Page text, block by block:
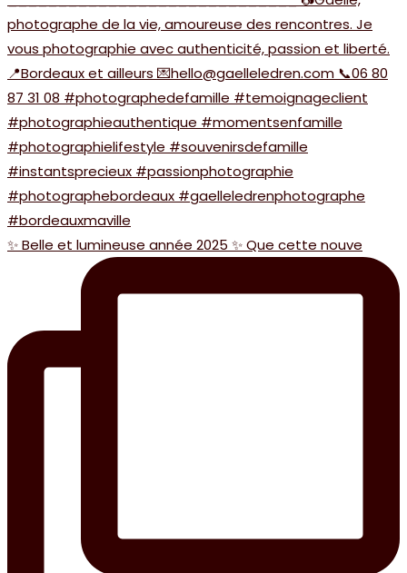
✨ Belle et lumineuse année 2025 ✨ Que cette nouve